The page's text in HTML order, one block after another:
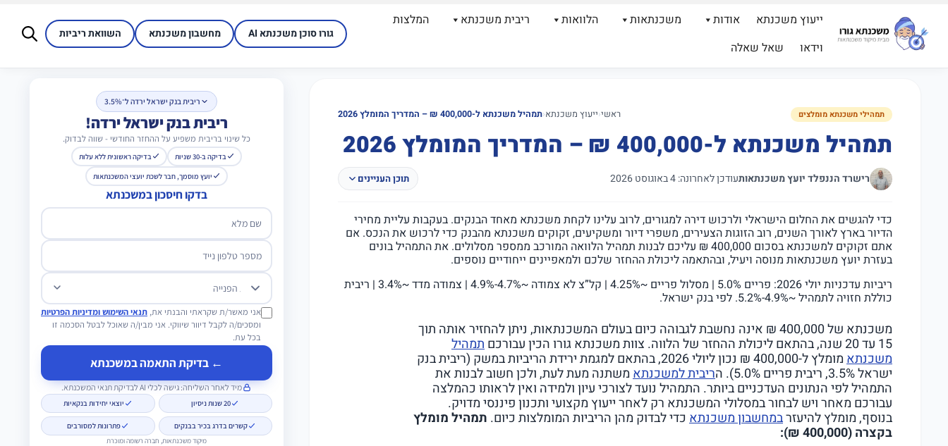
ייעוץ משכנתא אודות משכנתאות הלוואות ריבית משכנתא
המלצות
וידאו
שאל שאלה
גורו סוכן משכנתא AI מחשבון משכנתא השוואת ריביות
תמהילי משכנתא מומלצים ראשי‹ייעוץ משכנתא‹תמהיל משכנתא ל-400,000 ₪ – המדריך המומלץ 2026
תמהיל משכנתא ל-400,000 ₪ – המדריך המומלץ 2026
רישרד הננפלד יועץ משכנתאותעודכן לאחרונה: 4 באוגוסט 2026 תוכן העניינים
כדי להגשים את החלום הישראלי ולרכוש דירה למגורים, לרוב עלינו לקחת משכנתא מאחד הבנקים. בעקבות עליית מחירי
הדיור בארץ לאורך השנים, רוב הזוגות הצעירים, משפרי דיור ומשקיעים, זקוקים משכנתא מהבנק כדי לרכוש את הנכס. אם
אתם זקוקים למשכנתא בסכום 400,000 ₪ עליכם לבנות תמהיל הלוואה המורכב ממספר מסלולים. את התמהיל בונים
בעזרת יועץ משכנתאות מנוסה ויעיל, ובהתאמה ליכולת ההחזר שלכם ולמאפיינים ייחודיים נוספים.
ריביות עדכניות יולי 2026: פריים 5.0% | מסלול פריים ~4.25% | קל”צ לא צמודה ~4.7%-4.9% | צמודה מדד ~3.4% | ריבית
כוללת חזויה לתמהיל ~4.9%-5.2%. לפי בנק ישראל.
משכנתא של 400,000 ₪ אינה נחשבת לגבוהה כיום בעולם המשכנתאות, ניתן להחזיר אותה תוך
15 עד 20 שנה, בהתאם ליכולת ההחזר של הלווה. צוות משכנתא גורו הכין עבורכם תמהיל
משכנתא מומלץ ל-400,000 ₪ נכון ליולי 2026, בהתאם למגמת ירידת הריביות במשק (ריבית בנק
ישראל 3.5%, ריבית פריים 5.0%). ה ריבית למשכנתאמשתנה מעת לעת, ולכן חשוב לבנות את
התמהיל לפי הנתונים העדכניים ביותר. התמהיל נועד לצורכי עיון ולמידה ואין לראותו כהמלצה
עבורכם מאחר ויש לבחור במסלולי המשכנתא רק לאחר ייעוץ מקצועי ותכנון פיננסי מדויק.
בנוסף, מומלץ להיעזרבמחשבון משכנתא כדי לבדוק מהן הריביות המומלצות כיום. תמהיל מומלץ
בקצרה (400,000 ₪):
ריבית בנק ישראל ירדה ל־3.5%
ריבית בנק ישראל ירדה!
כל שינוי בריבית משפיע על ההחזר החודשי - שווה לבדוק.
בדיקה ב-30 שניות
בדיקה ראשונית ללא עלות
יועץ מוסמך, חבר לשכת יועצי המשכנתאות
בדקו חיסכון במשכנתא
שם מלא
מספר טלפון נייד
מטרת הפנייה
אני מאשר/ת שקראתי והבנתי את, תנאי השימוש ומדיניות הפרטיות
ומסכים/ה לקבל דיוור שיווקי. אני מבין/ה שאוכל לבטל הסכמה זו
בכל עת.
← בדיקת התאמה במשכנתא
מיד לאחר השליחה: גישה לכלי AI לבדיקת תנאי המשכנתא.
20 שנות ניסיון יוצאי יחידות בנקאיות
קשרים בדרג בכיר בבנקים פתרונות למסורבים
מיקוד משכנתאות, חברה רשומה ומוכרת